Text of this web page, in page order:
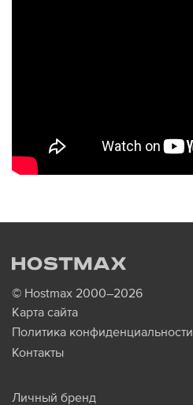
© Hostmax 2000–2026
Карта сайта
Политика конфиденциальности
Контакты
Личный бренд